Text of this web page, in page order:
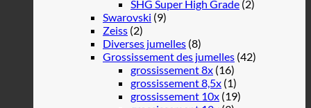
SHG Super High Grade (2)
Swarovski (9)
Zeiss (2)
Diverses jumelles (8)
Grossissement des jumelles (42)
grossissement 8x (16)
grossissement 8,5x (1)
grossissement 10x (19)